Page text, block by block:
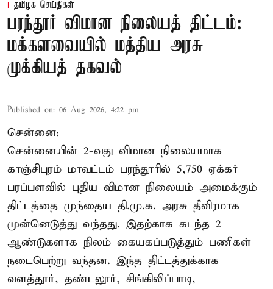
தமிழக செய்திகள்
பரந்தூர் விமான நிலையத் திட்டம்:
மக்களவையில் மத்திய அரசு
முக்கியத் தகவல்
Published on: 06 Aug 2026, 4:22 pm
சென்னை:
சென்னையின் 2-வது விமான நிலையமாக
காஞ்சிபுரம் மாவட்டம் பரந்தூரில் 5,750 ஏக்கர்
பரப்பளவில் புதிய விமான நிலையம் அமைக்கும்
திட்டத்தை முந்தைய தி.மு.க. அரசு தீவிரமாக
முன்னெடுத்து வந்தது. இதற்காக கடந்த 2
ஆண்டுகளாக நிலம் கையகப்படுத்தும் பணிகள்
நடைபெற்று வந்தன. இந்த திட்டத்துக்காக
வளத்தூர், தண்டலூர், சிங்கிலிப்பாடி,